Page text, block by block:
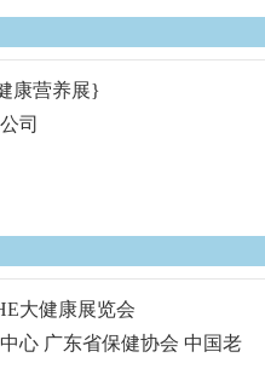
康营养展}
司
大健康展览会
心 广东省保健协会 中国老